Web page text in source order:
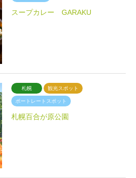
スープカレー GARAKU
札幌 観光スポット
ポートレートスポット
札幌百合が原公園